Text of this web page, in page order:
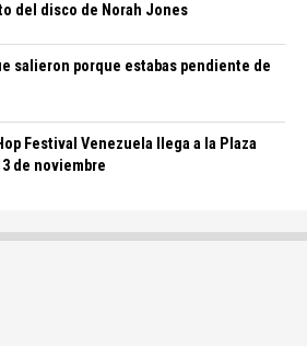
del disco de Norah Jones
salieron porque estabas pendiente de
Festival Venezuela llega a la Plaza
de noviembre